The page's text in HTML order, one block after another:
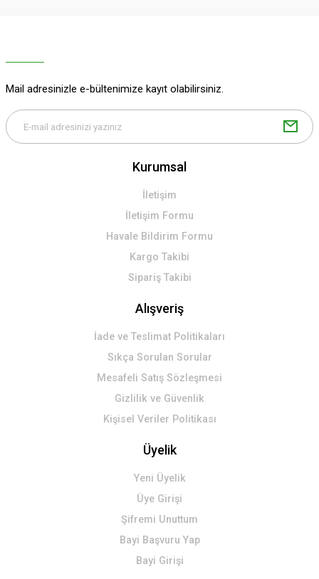
Mail adresinizle e-bültenimize kayıt olabilirsiniz.
Kurumsal
İletişim
İletişim Formu
Havale Bildirim Formu
Kargo Takibi
Sipariş Takibi
Alışveriş
İade ve Teslimat Politikaları
Sıkça Sorulan Sorular
Mesafeli Satış Sözleşmesi
Gizlilik ve Güvenlik
Kişisel Veriler Politikası
Üyelik
Yeni Üyelik
Üye Girişi
Şifremi Unuttum
Bayi Başvuru Yap
Bayi Girişi